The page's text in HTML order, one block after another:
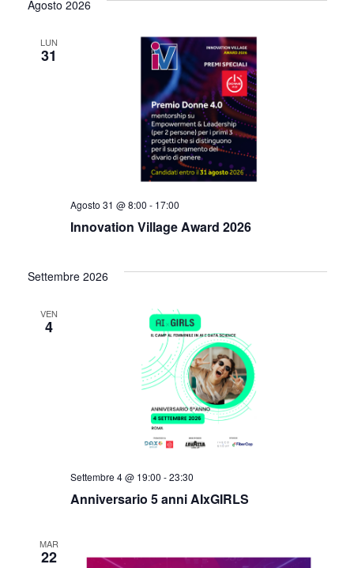
Agosto 2026
LUN
31
Innovation Village Award 2026
Agosto 31 @ 8:00 - 17:00
Settembre 2026
VEN
4
Anniversario 5 anni AIxGIRLS
Settembre 4 @ 19:00 -23:30
MAR
22